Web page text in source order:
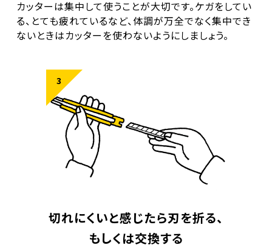
カッターは集中して使うことが大切です。ケガをしてい
る、とても疲れているなど、体調が万全でなく集中でき
ないときはカッターを使わないようにしましょう。
切れにくいと感じたら刃を折る、
もしくは交換する